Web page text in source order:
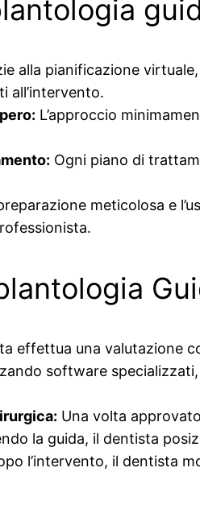
alla pianificazione
all’intervento.
L’approccio
Ogni piano di
meticolosa e
effettua una valutazione
software
Una volta
la guida, il dentista
l’intervento, il dentista